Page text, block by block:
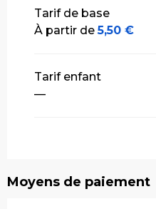
Tarifs 2027
Tarif de base
À partir de5,50 €
Tarif enfant
—
Moyens de paiement